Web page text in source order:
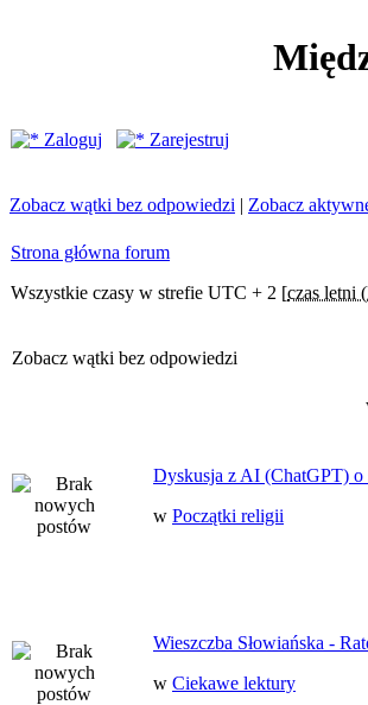
Zaloguj
Zarejestruj
Zobacz wątki bez odpowiedzi | Zobacz
Strona główna forum
Wszystkie czasy w strefie UTC + 2 [czas letni
Zobacz wątki bez odpowiedzi
Dyskusja z AI (ChatGPT)
w Początki religii
Wieszczba Słowiańska -
w Ciekawe lektury